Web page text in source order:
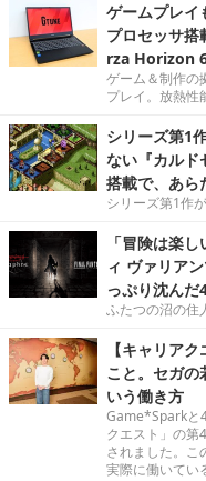
ゲームプレ
プロセッサ搭
rza Horizon
ゲーム＆制作の
プレイ。放熱性
シリーズ第1
ない『カルド
搭載で、あら
シリーズ第1作
「冒険は楽
ィ ヴァリア
っぷり沈んだ
ふたつの沼の住
【キャリア
こと。セガの
いう働き方
Game*Sparkと
クエスト」の第
されました。こ
実際に働いてい